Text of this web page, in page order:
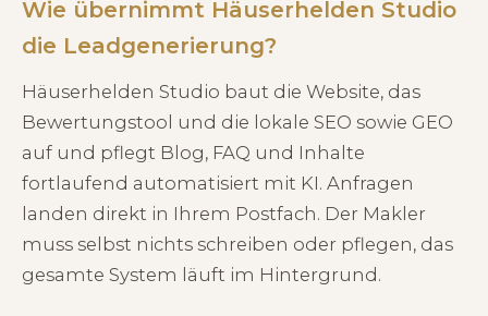
Wie übernimmt Häuserhelden Studio
die Leadgenerierung?
Häuserhelden Studio baut die Website, das
Bewertungstool und die lokale SEO sowie GEO
auf und pflegt Blog, FAQ und Inhalte
fortlaufend automatisiert mit KI. Anfragen
landen direkt in Ihrem Postfach. Der Makler
muss selbst nichts schreiben oder pflegen, das
gesamte System läuft im Hintergrund.